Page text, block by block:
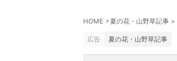
HOME >夏の花・山野草記事 >
広告 夏の花・山野草記事